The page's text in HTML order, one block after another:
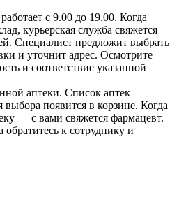
с 9.00 до 19.00. Когда
курьерская служба свяжется
Специалист предложит выбрать
и уточнит адрес. Осмотрите
и соответствие указанной
аптеки. Список аптек
появится в корзине. Когда
— с вами свяжется фармацевт.
обратитесь к сотруднику и